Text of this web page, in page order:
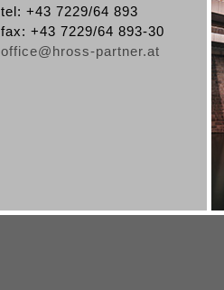
tel: +43 7229/64 893
fax: +43 7229/64 893-30
office@hross-partner.at